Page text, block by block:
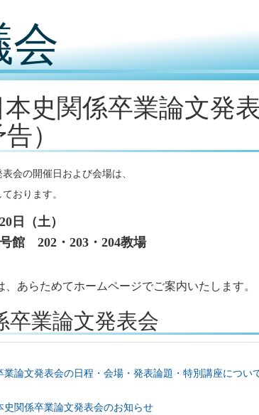
会
本史関係卒業論文発
）
会の開催日および会場は、
おります。
日
（土）
館 202・203・204教場
あらためてホームページでご案内いたします。
卒業論文発表会
業論文発表会の日程・会場・発表論題・特別講座につい
史関係卒業論文発表会のお知らせ